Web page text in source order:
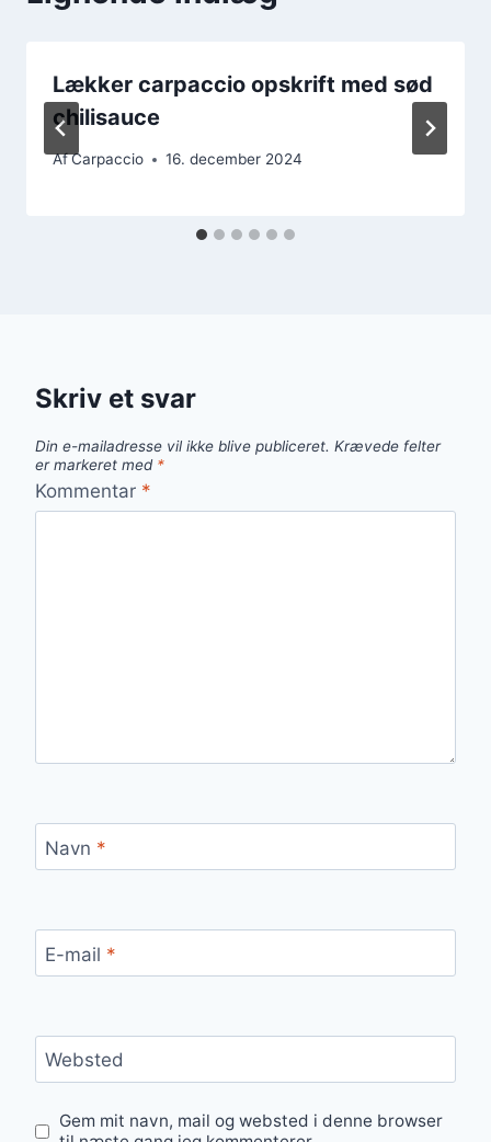
Lækker carpaccio opskrift med sød
chilisauce
AfCarpaccio 16. december 2024
Skriv et svar
Din e-mailadresse vil ikke blive publiceret. Krævede felter
er markeret med *
Kommentar *
Navn *
E-mail *
Websted
Gem mit navn, mail og websted i denne browser